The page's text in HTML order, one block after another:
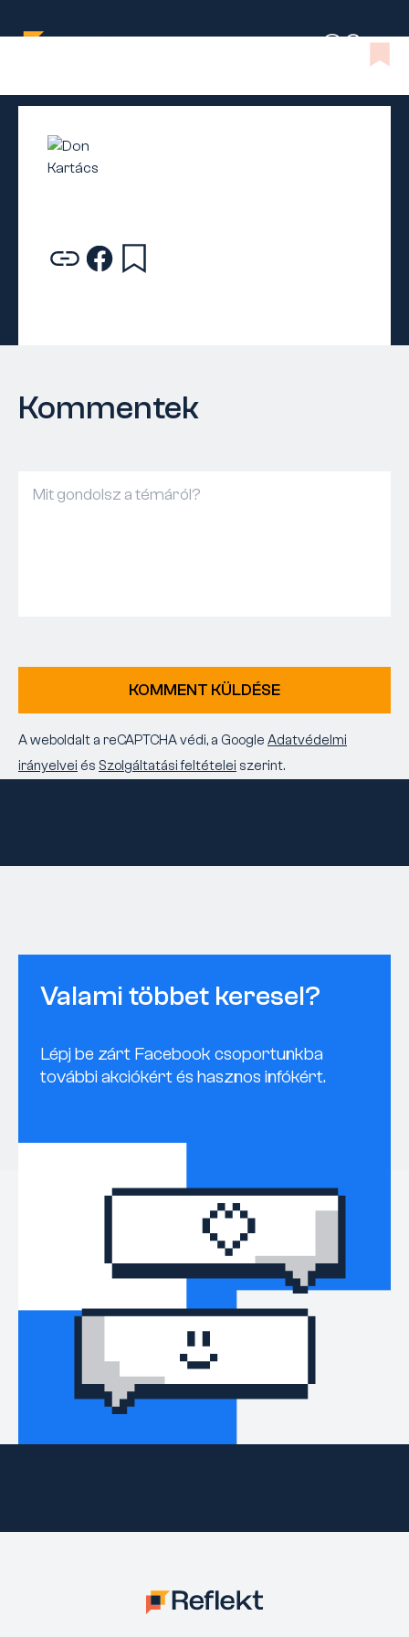
Kommentek
KOMMENT KÜLDÉSE
A weboldalt a reCAPTCHA védi, a Google Adatvédelmi
irányelvei és Szolgáltatási feltételei szerint.
Valami többet keresel?
Lépj be zárt Facebook csoportunkba
további akciókért és hasznos infókért.